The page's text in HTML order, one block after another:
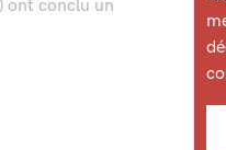
ont conclu un